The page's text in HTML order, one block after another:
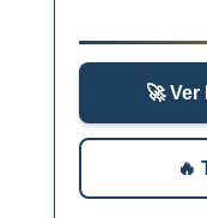
🚀
🔥